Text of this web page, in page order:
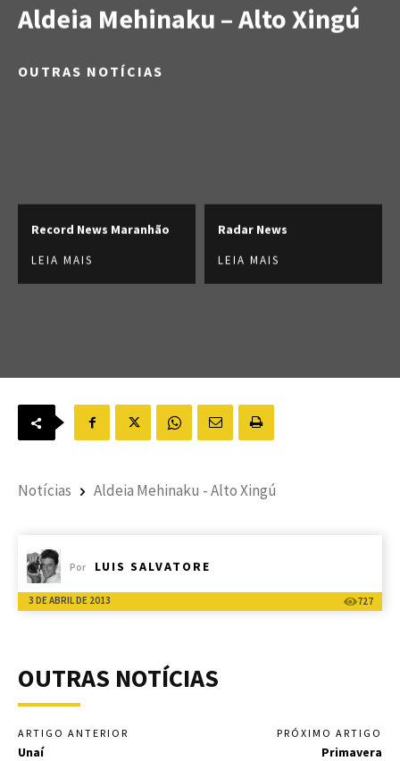
Aldeia Mehinaku – Alto Xingú
OUTRAS NOTÍCIAS
Record News Maranhão
LEIA MAIS
Radar News
LEIA MAIS
Notícias Aldeia Mehinaku - Alto Xingú
Por LUIS SALVATORE
3 DE ABRIL DE 2013 727
OUTRAS NOTÍCIAS
ARTIGO ANTERIOR
Unaí
PRÓXIMO ARTIGO
Primavera